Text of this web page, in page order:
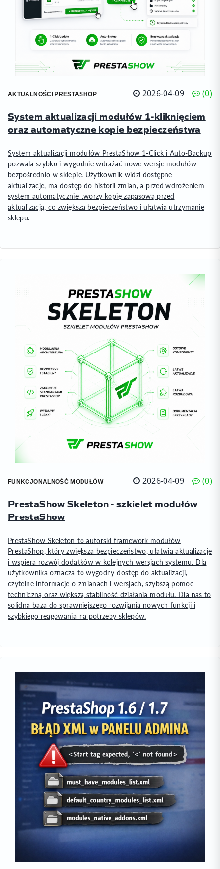
AKTUALNOŚCI PRESTASHOP 2026-04-09 0
System aktualizacji modułów 1-kliknięciem
oraz automatyczne kopie bezpieczeństwa
System aktualizacji modułów PrestaShow 1-Click i Auto-Backup
pozwala szybko i wygodnie wdrażać nowe wersje modułów
bezpośrednio w sklepie. Użytkownik widzi dostępne
aktualizacje, ma dostęp do historii zmian, a przed wdrożeniem
system automatycznie tworzy kopię zapasową przed
aktualizacją, co zwiększa bezpieczeństwo i ułatwia utrzymanie
sklepu.
FUNKCJONALNOŚĆ MODUŁÓW 2026-04-09 0
PrestaShow Skeleton - szkielet modułów
PrestaShow
PrestaShow Skeleton to autorski framework modułów
PrestaShop, który zwiększa bezpieczeństwo, ułatwia aktualizacje
i wspiera rozwój dodatków w kolejnych wersjach systemu. Dla
użytkownika oznacza to wygodny dostęp do aktualizacji,
czytelne informacje o zmianach i wersjach, szybszą pomoc
techniczną oraz większą stabilność działania modułu. Dla nas to
solidna baza do sprawniejszego rozwijania nowych funkcji i
szybkiego reagowania na potrzeby sklepów.